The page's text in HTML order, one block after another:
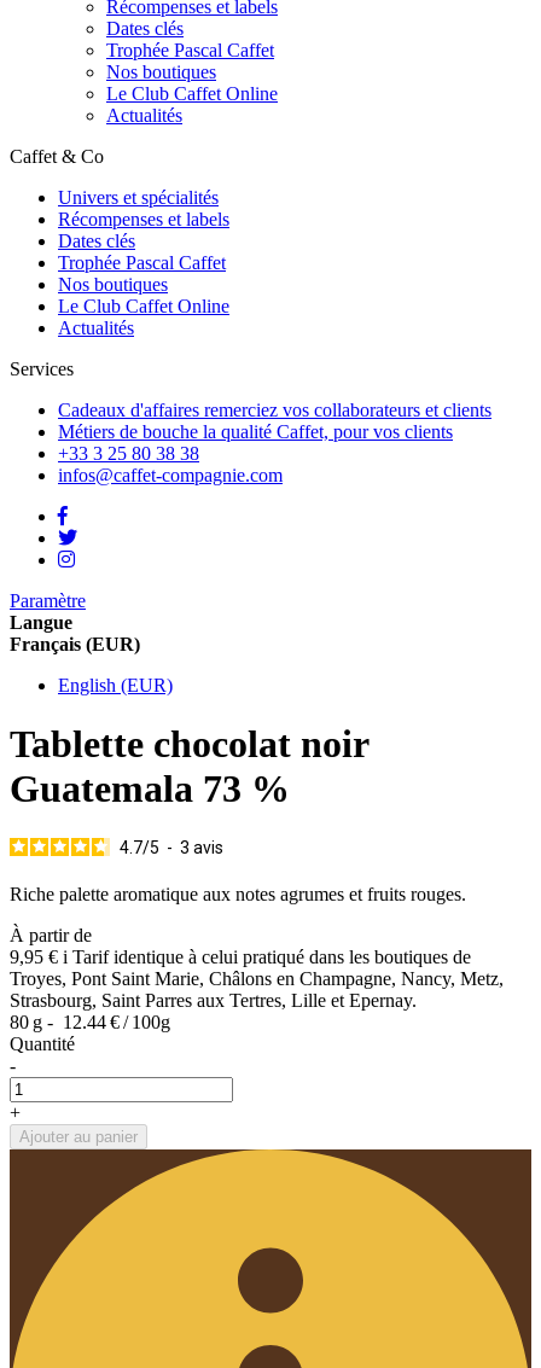
Récompenses et labels
Dates clés
Trophée Pascal Caffet
Nos boutiques
Le Club Caffet Online
Actualités
Caffet & Co
Univers et spécialités
Récompenses et labels
Dates clés
Trophée Pascal Caffet
Nos boutiques
Le Club Caffet Online
Actualités
Services
Cadeaux d'affaires remerciez vos collaborateurs et clients
Métiers de bouche la qualité Caffet, pour vos clients
+33 3 25 80 38 38
infos@caffet-compagnie.com
Paramètre
Langue
Français (EUR)
English (EUR)
Tablette chocolat noir
Guatemala 73 %
4.7/5 - 3 avis
Riche palette aromatique aux notes agrumes et fruits rouges.
À partir de
9,95 € i Tarif identique à celui pratiqué dans les boutiques de
Troyes, Pont Saint Marie, Châlons en Champagne, Nancy, Metz,
Strasbourg, Saint Parres aux Tertres, Lille et Epernay.
80 g - 12.44 € / 100g
Quantité
-
+
Ajouter au panier